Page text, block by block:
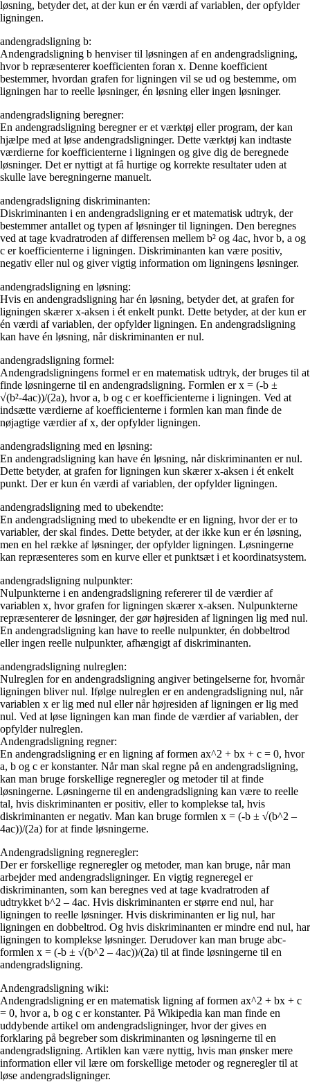
løsning, betyder det, at der kun er én værdi af variablen, der opfylder
ligningen.
andengradsligning b:
Andengradsligning b henviser til løsningen af en andengradsligning,
hvor b repræsenterer koefficienten foran x. Denne koefficient
bestemmer, hvordan grafen for ligningen vil se ud og bestemme, om
ligningen har to reelle løsninger, én løsning eller ingen løsninger.
andengradsligning beregner:
En andengradsligning beregner er et værktøj eller program, der kan
hjælpe med at løse andengradsligninger. Dette værktøj kan indtaste
værdierne for koefficienterne i ligningen og give dig de beregnede
løsninger. Det er nyttigt at få hurtige og korrekte resultater uden at
skulle lave beregningerne manuelt.
andengradsligning diskriminanten:
Diskriminanten i en andengradsligning er et matematisk udtryk, der
bestemmer antallet og typen af løsninger til ligningen. Den beregnes
ved at tage kvadratroden af differensen mellem b² og 4ac, hvor b, a og
c er koefficienterne i ligningen. Diskriminanten kan være positiv,
negativ eller nul og giver vigtig information om ligningens løsninger.
andengradsligning en løsning:
Hvis en andengradsligning har én løsning, betyder det, at grafen for
ligningen skærer x-aksen i ét enkelt punkt. Dette betyder, at der kun er
én værdi af variablen, der opfylder ligningen. En andengradsligning
kan have én løsning, når diskriminanten er nul.
andengradsligning formel:
Andengradsligningens formel er en matematisk udtryk, der bruges til at
finde løsningerne til en andengradsligning. Formlen er x = (-b ±
√(b²-4ac))/(2a), hvor a, b og c er koefficienterne i ligningen. Ved at
indsætte værdierne af koefficienterne i formlen kan man finde de
nøjagtige værdier af x, der opfylder ligningen.
andengradsligning med en løsning:
En andengradsligning kan have én løsning, når diskriminanten er nul.
Dette betyder, at grafen for ligningen kun skærer x-aksen i ét enkelt
punkt. Der er kun én værdi af variablen, der opfylder ligningen.
andengradsligning med to ubekendte:
En andengradsligning med to ubekendte er en ligning, hvor der er to
variabler, der skal findes. Dette betyder, at der ikke kun er én løsning,
men en hel række af løsninger, der opfylder ligningen. Løsningerne
kan repræsenteres som en kurve eller et punktsæt i et koordinatsystem.
andengradsligning nulpunkter:
Nulpunkterne i en andengradsligning refererer til de værdier af
variablen x, hvor grafen for ligningen skærer x-aksen. Nulpunkterne
repræsenterer de løsninger, der gør højresiden af ligningen lig med nul.
En andengradsligning kan have to reelle nulpunkter, én dobbeltrod
eller ingen reelle nulpunkter, afhængigt af diskriminanten.
andengradsligning nulreglen:
Nulreglen for en andengradsligning angiver betingelserne for, hvornår
ligningen bliver nul. Ifølge nulreglen er en andengradsligning nul, når
variablen x er lig med nul eller når højresiden af ligningen er lig med
nul. Ved at løse ligningen kan man finde de værdier af variablen, der
opfylder nulreglen.
Andengradsligning regner:
En andengradsligning er en ligning af formen ax^2 + bx + c = 0, hvor
a, b og c er konstanter. Når man skal regne på en andengradsligning,
kan man bruge forskellige regneregler og metoder til at finde
løsningerne. Løsningerne til en andengradsligning kan være to reelle
tal, hvis diskriminanten er positiv, eller to komplekse tal, hvis
diskriminanten er negativ. Man kan bruge formlen x = (-b ± √(b^2 –
4ac))/(2a) for at finde løsningerne.
Andengradsligning regneregler:
Der er forskellige regneregler og metoder, man kan bruge, når man
arbejder med andengradsligninger. En vigtig regneregel er
diskriminanten, som kan beregnes ved at tage kvadratroden af
udtrykket b^2 – 4ac. Hvis diskriminanten er større end nul, har
ligningen to reelle løsninger. Hvis diskriminanten er lig nul, har
ligningen en dobbeltrod. Og hvis diskriminanten er mindre end nul, har
ligningen to komplekse løsninger. Derudover kan man bruge abc-
formlen x = (-b ± √(b^2 – 4ac))/(2a) til at finde løsningerne til en
andengradsligning.
Andengradsligning wiki:
Andengradsligning er en matematisk ligning af formen ax^2 + bx + c
= 0, hvor a, b og c er konstanter. På Wikipedia kan man finde en
uddybende artikel om andengradsligninger, hvor der gives en
forklaring på begreber som diskriminanten og løsningerne til en
andengradsligning. Artiklen kan være nyttig, hvis man ønsker mere
information eller vil lære om forskellige metoder og regneregler til at
løse andengradsligninger.